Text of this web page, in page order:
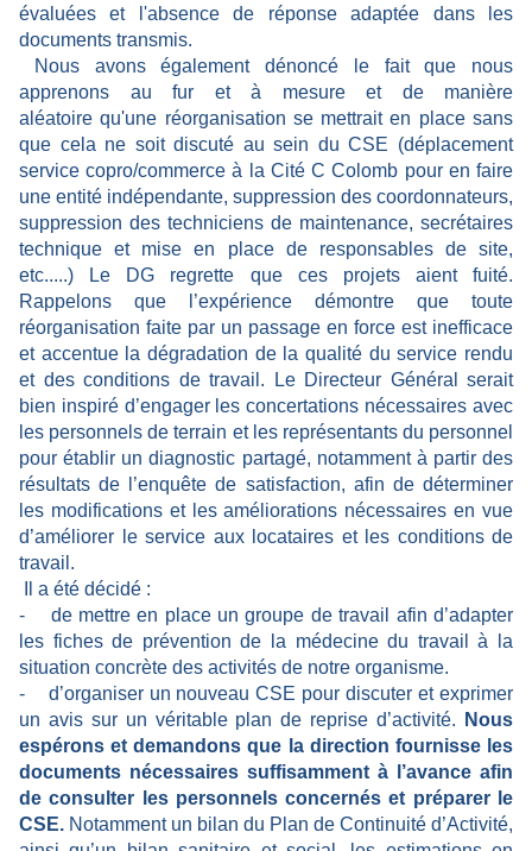
évaluées et l'absence de réponse adaptée dans les
documents transmis.
Nous avons également dénoncé le fait que nous
apprenons au fur et à mesure et de manière
aléatoire qu'une réorganisation se mettrait en place sans
que cela ne soit discuté au sein du CSE (déplacement
service copro/commerce à la Cité C Colomb pour en faire
une entité indépendante, suppression des coordonnateurs,
suppression des techniciens de maintenance, secrétaires
technique et mise en place de responsables de site,
etc.....) Le DG regrette que ces projets aient fuité.
Rappelons que l’expérience démontre que toute
réorganisation faite par un passage en force est inefficace
et accentue la dégradation de la qualité du service rendu
et des conditions de travail. Le Directeur Général serait
bien inspiré d’engager les concertations nécessaires avec
les personnels de terrain et les représentants du personnel
pour établir un diagnostic partagé, notamment à partir des
résultats de l’enquête de satisfaction, afin de déterminer
les modifications et les améliorations nécessaires en vue
d’améliorer le service aux locataires et les conditions de
travail.
Il a été décidé :
-
de mettre en place un groupe de travail afin d’adapter
les fiches de prévention de la médecine du travail à la
situation concrète des activités de notre organisme.
-
d’organiser un nouveau CSE pour discuter et exprimer
un avis sur un véritable plan de reprise d’activité.
Nous
espérons et demandons que la direction fournisse les
documents nécessaires suffisamment à l’avance afin
de consulter les personnels concernés et préparer le
CSE. Notamment un bilan du Plan de Continuité d’Activité,